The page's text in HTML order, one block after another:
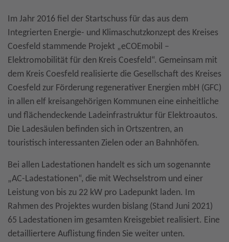
Im Jahr 2016 fiel der Startschuss für das aus dem
Integrierten Energie- und Klimaschutzkonzept des Kreises
Coesfeld stammende Projekt „eCOEmobil –
Elektromobilität für den Kreis Coesfeld“. Gemeinsam mit
dem Kreis Coesfeld realisierte die Gesellschaft des Kreises
Coesfeld zur Förderung regenerativer Energien mbH (GFC)
in allen elf kreisangehörigen Kommunen eine einheitliche
und flächendeckende Ladeinfrastruktur für Elektroautos.
Die Ladesäulen befinden sich in Ortszentren, an
touristisch interessanten Zielen oder an Bahnhöfen.
Bei allen Ladestationen handelt es sich um sogenannte
„AC-Ladestationen“, die mit Wechselstrom und einer
Leistung von bis zu 22 kW pro Ladepunkt laden. Im
Rahmen des Projektes wurden bislang (Stand Juni 2021)
65 Ladestationen im gesamten Kreisgebiet realisiert. Eine
detailliertere Auflistung finden Sie weiter unten.